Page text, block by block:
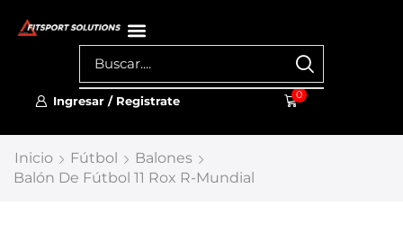
Ingresar / Registrate 0
Inicio Fútbol
Balones
Balón De Fútbol 11 Rox R-Mundial